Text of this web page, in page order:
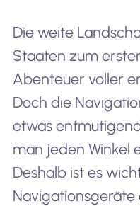
Die weite
Staaten zum
Abenteuer voller
Doch die
etwas
man jeden Winkel
Deshalb ist es
Navigationsgeräte